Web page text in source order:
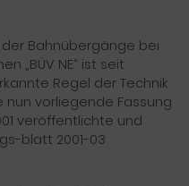
Bahnübergänge bei
„BÜV NE“ ist seit
Regel der Technik
nun vorliegende Fassung
veröffentlichte und
blatt 2001-03